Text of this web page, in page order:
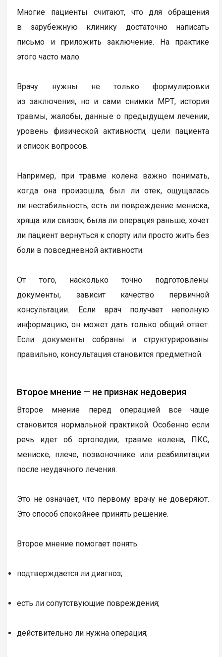
Многие пациенты считают, что для обращения
в зарубежную клинику достаточно написать
письмо и приложить заключение. На практике
этого часто мало.
Врачу нужны не только формулировки
из заключения, но и сами снимки МРТ, история
травмы, жалобы, данные о предыдущем лечении,
уровень физической активности, цели пациента
и список вопросов.
Например, при травме колена важно понимать,
когда она произошла, был ли отек, ощущалась
ли нестабильность, есть ли повреждение мениска,
хряща или связок, была ли операция раньше, хочет
ли пациент вернуться к спорту или просто жить без
боли в повседневной активности.
От того, насколько точно подготовлены
документы, зависит качество первичной
консультации. Если врач получает неполную
информацию, он может дать только общий ответ.
Если документы собраны и структурированы
правильно, консультация становится предметной.
Второе мнение — не признак недоверия
Второе мнение перед операцией все чаще
становится нормальной практикой. Особенно если
речь идет об ортопедии, травме колена, ПКС,
мениске, плече, позвоночнике или реабилитации
после неудачного лечения.
Это не означает, что первому врачу не доверяют.
Это способ спокойнее принять решение.
Второе мнение помогает понять:
подтверждается ли диагноз;
есть ли сопутствующие повреждения;
действительно ли нужна операция;